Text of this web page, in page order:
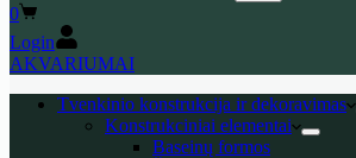
No
results
Shopping
cart
0
Login
AKVARIUMAI
Tvenkinio konstrukcija ir dekoravimas
Konstrukciniai elementai
Baseinų formos